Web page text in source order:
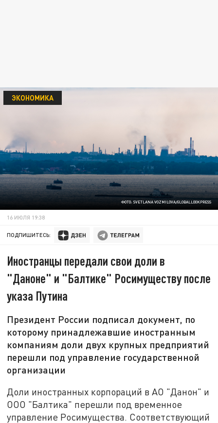
ФОТО: SVETLANA VOZMILOVA/GLOBALLOOKPRESS
ЭКОНОМИКА
16 ИЮЛЯ 19:38
ПОДПИШИТЕСЬ:
Иностранцы передали свои доли в
"Даноне" и "Балтике" Росимуществу после
указа Путина
Президент России подписал документ, по
которому принадлежавшие иностранным
компаниям доли двух крупных предприятий
перешли под управление государственной
организации
Доли иностранных корпораций в АО "Данон" и
ООО "Балтика" перешли под временное
управление Росимущества. Соответствующий